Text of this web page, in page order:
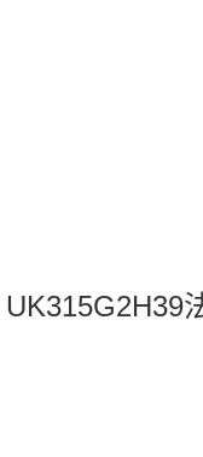
UK315G2H39